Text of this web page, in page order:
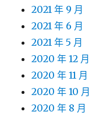
2021 年 9 月
2021 年 6 月
2021 年 5 月
2020 年 12 月
2020 年 11 月
2020 年 10 月
2020 年 8 月